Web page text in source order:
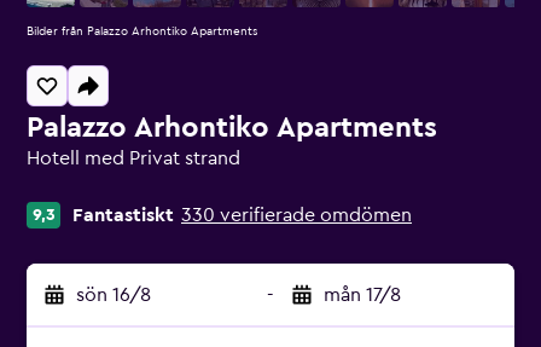
Palazzo Arhontiko Apartments
Hotell med Privat strand
9,3 Fantastiskt 330 verifierade omdömen
sön 16/8 - mån 17/8
Bilder från Palazzo Arhontiko Apartments